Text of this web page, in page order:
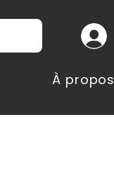
À propos